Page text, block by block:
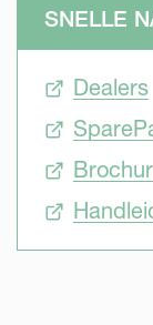
plaatsen in de
SNELLE
Dealers